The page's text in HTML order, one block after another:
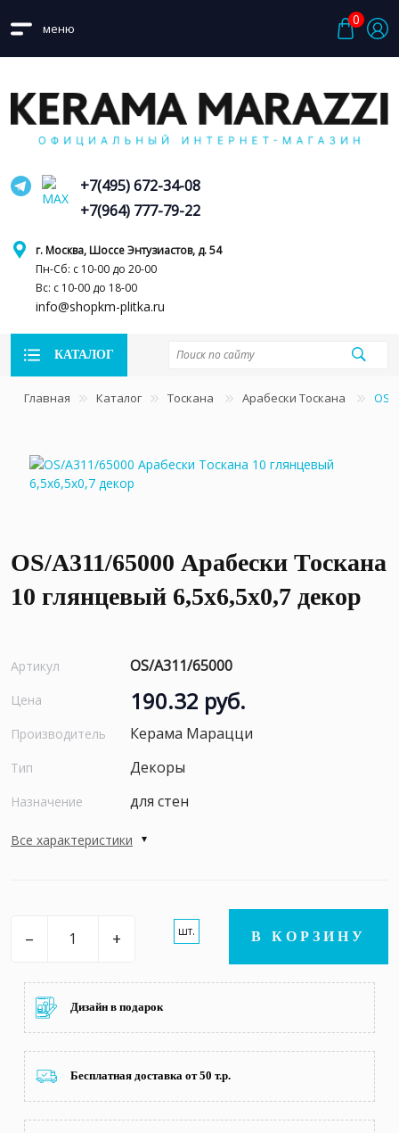
меню
0
г. Москва, Шоссе Энтузиастов, д. 54
Пн-Сб: с 10-00 до 20-00
Вс: с 10-00 до 18-00
info@shopkm-plitka.ru
+7(495) 672-34-08
+7(964) 777-79-22
КАТАЛОГ
Главная Каталог Тоскана Арабески Тоскана OS/
OS/A311/65000 Арабески Тоскана
10 глянцевый 6,5x6,5x0,7 декор
Артикул OS/A311/65000
Цена 190.32 руб.
Производитель Керама Марацци
Тип Декоры
Назначение для стен
Все характеристики
– + шт. В КОРЗИНУ
Дизайн в подарок
Бесплатная доставка от 50 т.р.